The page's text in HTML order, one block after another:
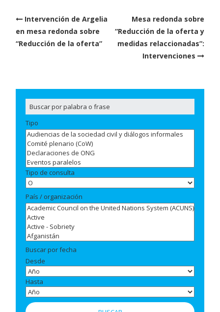
Post
navigation
Intervención de Argelia
en mesa redonda sobre
“Reducción de la oferta”
Mesa redonda sobre
“Reducción de la oferta y
medidas relaccionadas”:
Intervenciones
Tipo
Tipo de consulta
País / organización
Buscar por fecha
Desde
Hasta